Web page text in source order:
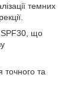
темних
SPF30, що
точного та